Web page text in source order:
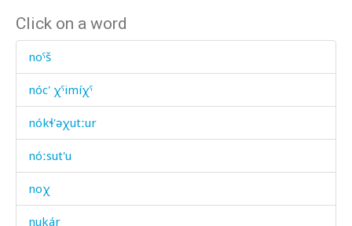
Click on a word
noˤš
nóc' χˤimíχˤ
nókɬ'əχutːur
nóːsut'u
noχ
nukár